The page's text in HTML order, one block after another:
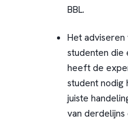
BBL.
Het
studenten die
heeft de
student nodig
juiste
van